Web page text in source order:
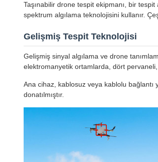
Taşınabilir drone tespit ekipmanı, bir
spektrum algılama teknolojisini kullanır.
Gelişmiş Tespit Teknolojisi
Gelişmiş sinyal algılama ve drone
elektromanyetik ortamlarda, dört
Ana cihaz, kablosuz veya kablolu bağlantı
donatılmıştır.